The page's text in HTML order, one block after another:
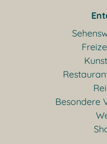
Besondere